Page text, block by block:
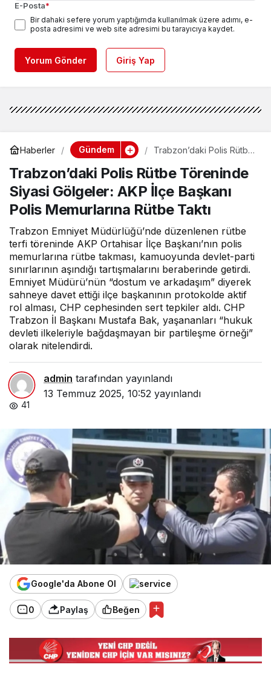
E-Posta*
Bir dahaki sefere yorum yaptığımda kullanılmak üzere adımı, e-
posta adresimi ve web site adresimi bu tarayıcıya kaydet.
Yorum Gönder Giriş Yap
Haberler Gündem
Trabzon’daki Polis Rütbe
Gölgeler: AKP İlçe
Başkanı Polis
Memurlarına Rütbe Taktı
Trabzon’daki Polis Rütbe Töreninde
Siyasi Gölgeler: AKP İlçe Başkanı
Polis Memurlarına Rütbe Taktı
Trabzon Emniyet Müdürlüğü’nde düzenlenen rütbe
terfi töreninde AKP Ortahisar İlçe Başkanı’nın polis
memurlarına rütbe takması, kamuoyunda devlet-parti
sınırlarının aşındığı tartışmalarını beraberinde getirdi.
Emniyet Müdürü’nün “dostum ve arkadaşım” diyerek
sahneye davet ettiği ilçe başkanının protokolde aktif
rol alması, CHP cephesinden sert tepkiler aldı. CHP
Trabzon İl Başkanı Mustafa Bak, yaşananları “hukuk
devleti ilkeleriyle bağdaşmayan bir partileşme örneği”
olarak nitelendirdi.
admin tarafından yayınlandı
13 Temmuz 2025, 10:52 yayınlandı
41
Google'da Abone Ol
0 Paylaş Beğen